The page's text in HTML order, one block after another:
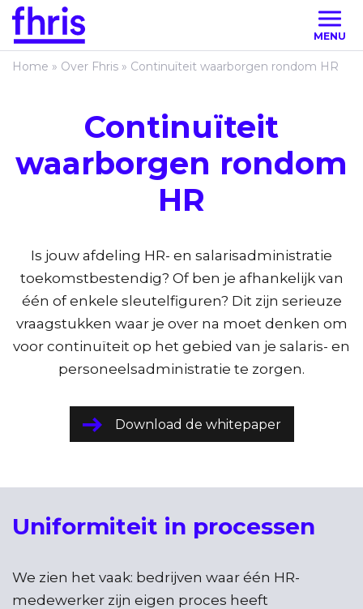
MENU
Home » Over Fhris » Continuïteit waarborgen rondom HR
Continuïteit
waarborgen rondom
HR
Is jouw afdeling HR- en salarisadministratie
toekomstbestendig? Of ben je afhankelijk van
één of enkele sleutelfiguren? Dit zijn serieuze
vraagstukken waar je over na moet denken om
voor continuïteit op het gebied van je salaris- en
personeelsadministratie te zorgen.
Download de whitepaper
Uniformiteit in processen
We zien het vaak: bedrijven waar één HR-
medewerker zijn eigen proces heeft